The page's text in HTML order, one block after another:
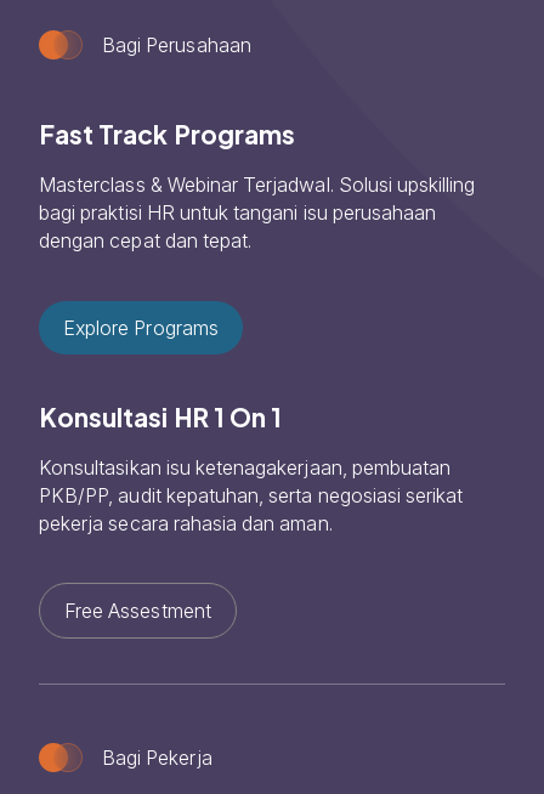
Bagi Perusahaan
Fast Track Programs
Masterclass & Webinar Terjadwal. Solusi upskilling
bagi praktisi HR untuk tangani isu perusahaan
dengan cepat dan tepat.
Explore Programs
Konsultasi HR 1 On 1
Konsultasikan isu ketenagakerjaan, pembuatan
PKB/PP, audit kepatuhan, serta negosiasi serikat
pekerja secara rahasia dan aman.
Free Assestment
Bagi Pekerja